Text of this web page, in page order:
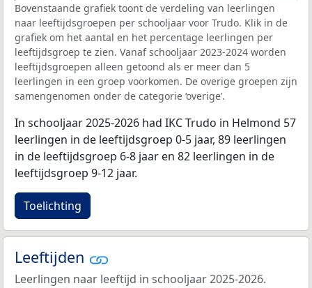
Bovenstaande grafiek toont de verdeling van leerlingen
naar leeftijdsgroepen per schooljaar voor Trudo. Klik in de
grafiek om het aantal en het percentage leerlingen per
leeftijdsgroep te zien. Vanaf schooljaar 2023-2024 worden
leeftijdsgroepen alleen getoond als er meer dan 5
leerlingen in een groep voorkomen. De overige groepen zijn
samengenomen onder de categorie ‘overige’.
In schooljaar 2025-2026 had IKC Trudo in Helmond 57
leerlingen in de leeftijdsgroep 0-5 jaar, 89 leerlingen
in de leeftijdsgroep 6-8 jaar en 82 leerlingen in de
leeftijdsgroep 9-12 jaar.
Toelichting
Leeftijden
Leerlingen naar leeftijd in schooljaar 2025-2026.